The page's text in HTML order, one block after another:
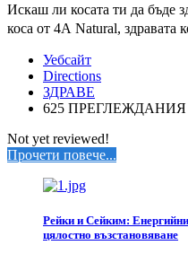
Искаш ли косата ти да бъде
коса от 4А Natural, здравата
Уебсайт
Directions
ЗДРАВЕ
625 ПРЕГЛЕЖДАНИЯ
Not yet reviewed!
Прочети повече...
Рейки и Сейким:
цялостно възстановяване